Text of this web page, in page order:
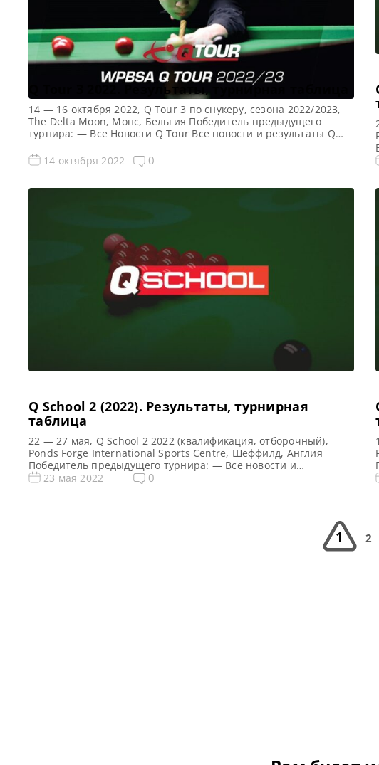
Q Tour 3 2022. Результаты, турнирная таблица
14 — 16 октября 2022, Q Tour 3 по снукеру, сезона 2022/2023,
The Delta Moon, Монс, Бельгия Победитель предыдущего
турнира: — Все Новости Q Tour Все новости и результаты Q
сетка турнира Q Tour 3 2022: 1/16 финала 1/8 финала 1/4
финала 1/2 финала Финал 5 […]
14 октября 2022 0
Q School 2 (2022). Результаты, турнирная
таблица
22 — 27 мая, Q School 2 2022 (квалификация, отборочный),
Ponds Forge International Sports Centre, Шеффилд, Англия
Победитель предыдущего турнира: — Все новости и
результаты Q School 2022 Призовой фонд Q School 2 2022 по
23 мая 2022 0
1 2